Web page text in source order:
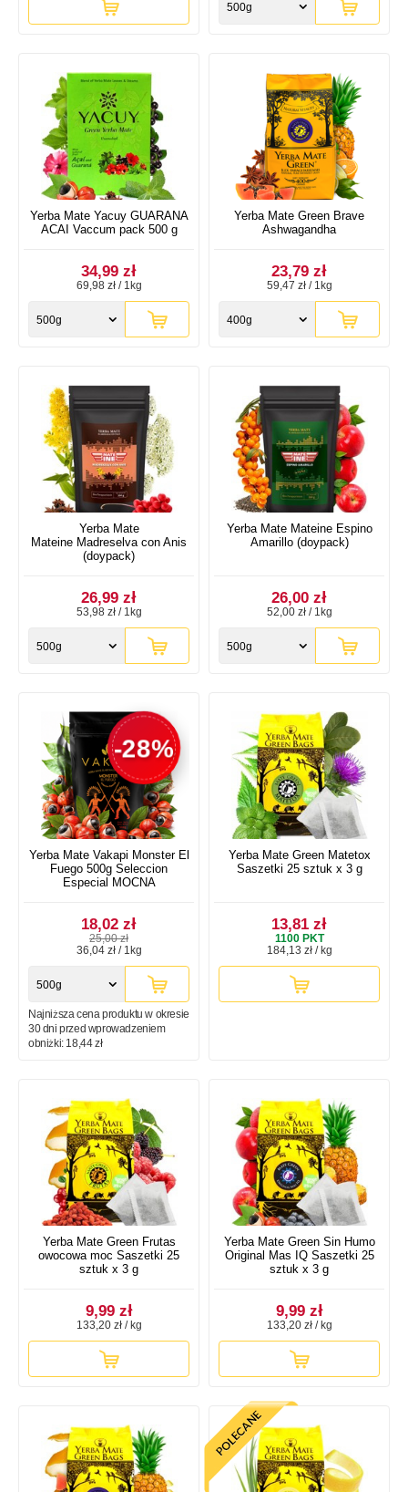
500g
Yerba Mate Yacuy GUARANA
ACAI Vaccum pack 500 g
34,99 zł
69,98 zł / 1kg
500g
Yerba Mate Green Brave
Ashwagandha
23,79 zł
59,47 zł / 1kg
400g
Yerba Mate
Mateine Madreselva con Anis
(doypack)
26,99 zł
53,98 zł / 1kg
500g
Yerba Mate Mateine Espino
Amarillo (doypack)
26,00 zł
52,00 zł / 1kg
500g
-28%
Yerba Mate Vakapi Monster El
Fuego 500g Seleccion
Especial MOCNA
18,02 zł
25,00 zł
36,04 zł / 1kg
500g
Najniższa cena produktu w okresie
30 dni przed wprowadzeniem
obniżki: 18,44 zł
Yerba Mate Green Matetox
Saszetki 25 sztuk x 3 g
13,81 zł
1100PKT
184,13 zł / kg
Yerba Mate Green Frutas
owocowa moc Saszetki 25
sztuk x 3 g
9,99 zł
133,20 zł / kg
Yerba Mate Green Sin Humo
Original Mas IQ Saszetki 25
sztuk x 3 g
9,99 zł
133,20 zł / kg